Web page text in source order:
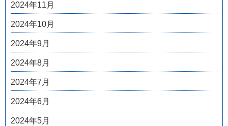
2024年11月
2024年10月
2024年9月
2024年8月
2024年7月
2024年6月
2024年5月